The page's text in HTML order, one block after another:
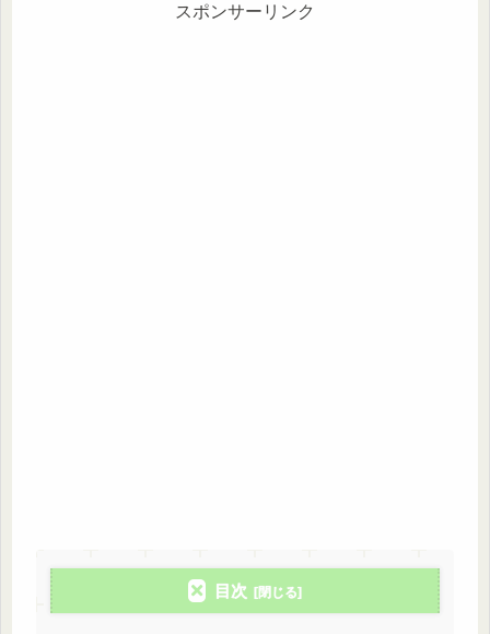
スポンサーリンク
目次